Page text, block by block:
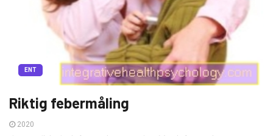
ENT
Riktig febermåling
2020